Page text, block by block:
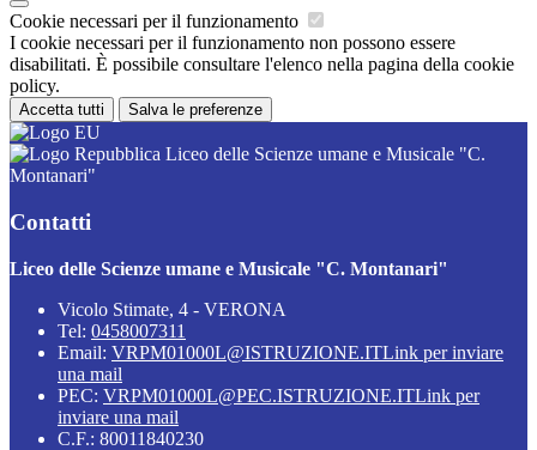
Cookie necessari per il funzionamento
I cookie necessari per il funzionamento non possono essere
disabilitati. È possibile consultare l'elenco nella pagina della cookie
policy.
Accetta tutti Salva le preferenze
Liceo delle Scienze umane e Musicale "C.
Montanari"
Contatti
Liceo delle Scienze umane e Musicale "C. Montanari"
Vicolo Stimate, 4 - VERONA
Tel: 0458007311
Email: VRPM01000L@ISTRUZIONE.ITLink per inviare
una mail
PEC: VRPM01000L@PEC.ISTRUZIONE.ITLink per
inviare una mail
C.F.: 80011840230